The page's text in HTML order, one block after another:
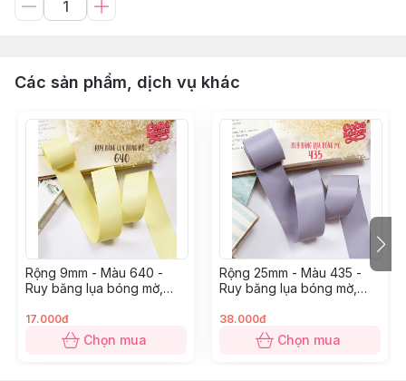
Các sản phẩm, dịch vụ khác
Rộng 9mm - Màu 640 -
Ruy băng lụa bóng mờ,
17.000đ
Chọn mua
Rộng 25mm - Màu 435 -
Ruy băng lụa bóng mờ,
38.000đ
Chọn mua